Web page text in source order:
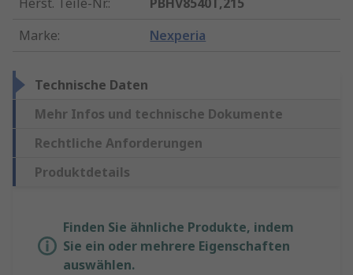
Herst. Teile-Nr.:
PBHV8540T,215
Marke: Nexperia
Technische Daten
Mehr Infos und technische Dokumente
Rechtliche Anforderungen
Produktdetails
Finden Sie ähnliche Produkte, indem
Sie ein oder mehrere Eigenschaften
auswählen.